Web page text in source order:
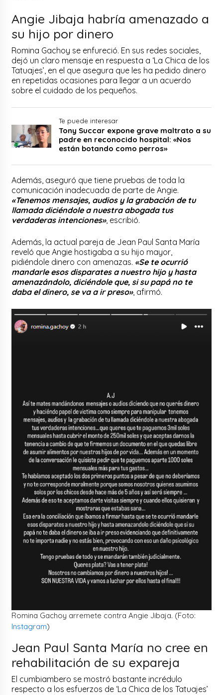
Angie Jibaja habría amenazado a
su hijo por dinero
Romina Gachoy se enfureció. En sus redes sociales,
dejó un claro mensaje en respuesta a ‘La Chica de los
Tatuajes’, en el que asegura que les ha pedido dinero
en repetidas ocasiones para llegar a un acuerdo
sobre el cuidado de los pequeños.
Te puede interesar
Tony Succar expone grave maltrato a su
padre en reconocido hospital: «Nos
están botando como perros»
Además, aseguró que tiene pruebas de toda la
comunicación inadecuada de parte de Angie.
«Tenemos mensajes, audios y la grabación de tu
llamada diciéndole a nuestra abogada tus
verdaderas intenciones», escribió.
Además, la actual pareja de Jean Paul Santa María
reveló que Angie hostigaba a su hijo mayor,
pidiéndole dinero con amenazas. «Se te ocurrió
mandarle esos disparates a nuestro hijo y hasta
amenazándolo, diciéndole que, si su papá no te
daba el dinero, se va a ir preso», afirmó.
Romina Gachoy arremete contra Angie Jibaja. (Foto:
Instagram)
Jean Paul Santa María no cree en
rehabilitación de su expareja
El cumbiambero se mostró bastante incrédulo
respecto a los esfuerzos de ‘La Chica de los Tatuajes’